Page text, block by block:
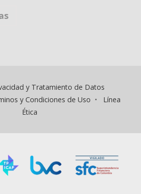
y Tratamiento de Datos
y Condiciones de Uso • Línea
Ética